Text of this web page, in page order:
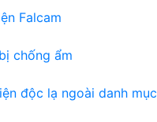
Falcam
chống ẩm
độc lạ ngoài danh mục